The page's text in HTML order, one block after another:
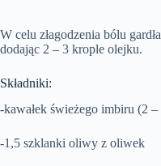
W celu złagodzenia bólu
dodając 2 – 3 krople olejku.
Składniki:
-kawałek świeżego imbiru (2 –
-1,5 szklanki oliwy z oliwek